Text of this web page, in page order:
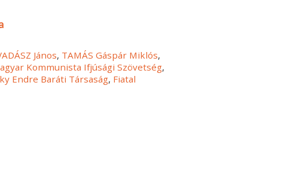
János, TAMÁS Gáspár Miklós,
Kommunista Ifjúsági Szövetség,
Endre Baráti Társaság, Fiatal